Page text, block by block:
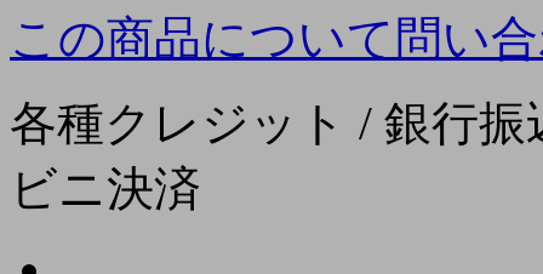
この商品について問い
各種クレジット / 銀行
ビニ決済